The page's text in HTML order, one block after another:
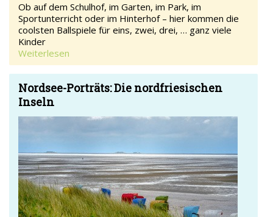
Ob auf dem Schulhof, im Garten, im Park, im
Sportunterricht oder im Hinterhof – hier kommen die
coolsten Ballspiele für eins, zwei, drei, … ganz viele
Kinder
Weiterlesen
Nordsee-Porträts: Die nordfriesischen
Inseln